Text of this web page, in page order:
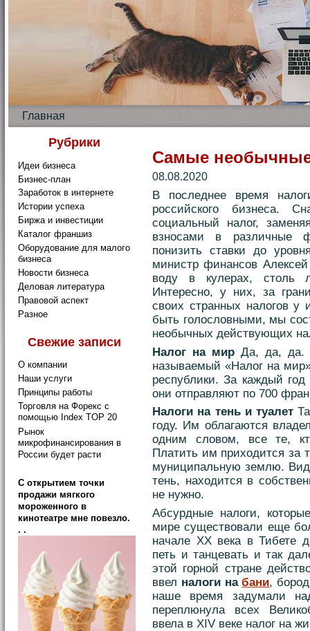
Главная
Рубрики
Идеи бизнеса
Бизнес-план
Заработок в интернете
Истории успеха
Биржа и инвестиции
Каталог франшиз
Оборудование для малого
бизнеса
Новости бизнеса
Деловая литература
Правовой аспект
Разное
Свежие записи
О компании
Наши услуги
Принципы работы
Торговля на Форекс с
помощью Index TOP 20
Рынок
микрофинансирования в
России будет расти
C открытием точки
продажи мягкого
мороженного в
кинотеатре мне повезло.
. .
Самые
08.08.2020
В последнее время
российского бизнеса.
социальный налог,
взносами в различные
понизить ставки до
министр финансов Алексей
воду в кулерах, столь
Интересно, у них, за
своих странных налогов у
быть голословными, мы
необычных действующих
Налог на мир Да, да, да.
называемый «Налог на
республики. За каждый год
они отправляют по 700
Налоги на тень и туалет
году. Им облагаются
одним словом, все те,
Платить им приходится за
муниципальную землю.
тень, находится в
не нужно.
Абсурдные налоги,
мире существовали еще
начале ХХ века в Тибете
петь и танцевать и так
этой горной стране
ввел налоги набани,
наше время задумали
переплюнула всех
ввела в XIV веке налог на